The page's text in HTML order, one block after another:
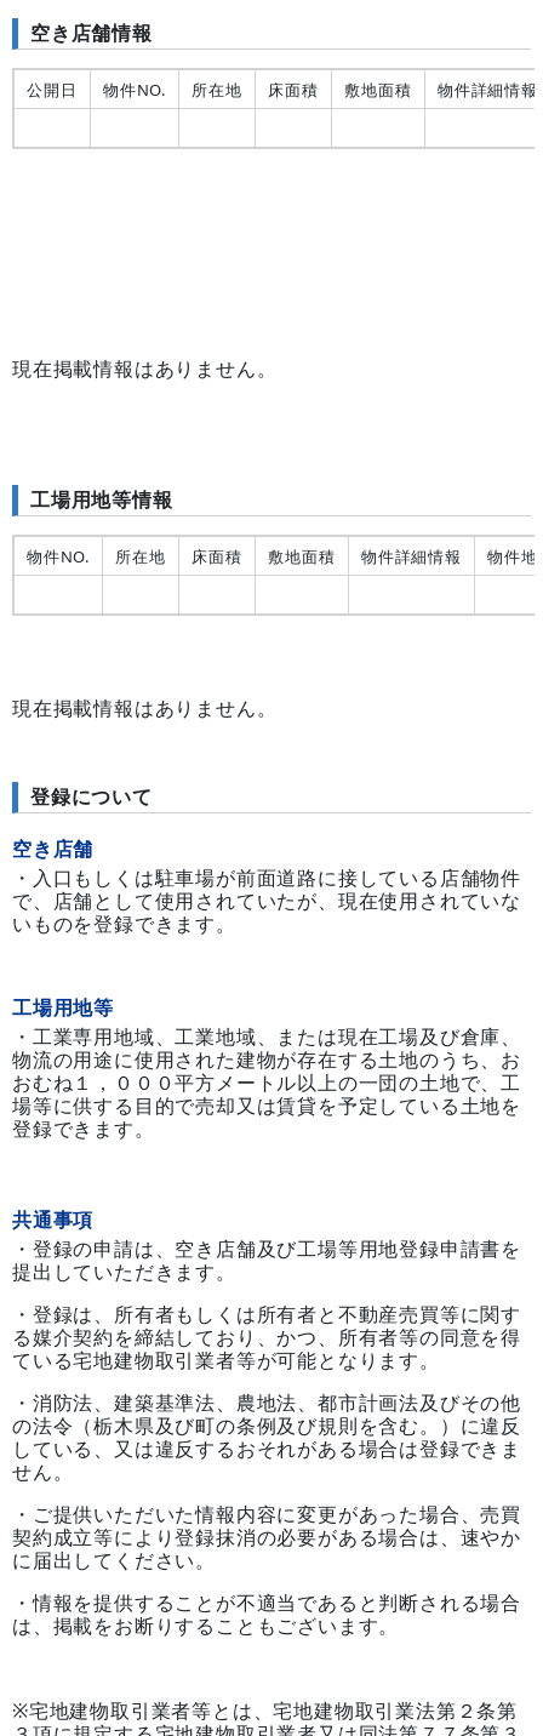
空き店舗情報
公開日 物件NO. 所在地 床面積 敷地面積 物件詳細情報
現在掲載情報はありません。
工場用地等情報
物件NO. 所在地 床面積 敷地面積 物件詳細情報 物件地
現在掲載情報はありません。
登録について
空き店舗
・入口もしくは駐車場が前面道路に接している店舗物件
で、店舗として使用されていたが、現在使用されていな
いものを登録できます。
工場用地等
・工業専用地域、工業地域、または現在工場及び倉庫、
物流の用途に使用された建物が存在する土地のうち、お
おむね１，０００平方メートル以上の一団の土地で、工
場等に供する目的で売却又は賃貸を予定している土地を
登録できます。
共通事項
・登録の申請は、空き店舗及び工場等用地登録申請書を
提出していただきます。
・登録は、所有者もしくは所有者と不動産売買等に関す
る媒介契約を締結しており、かつ、所有者等の同意を得
ている宅地建物取引業者等が可能となります。
・消防法、建築基準法、農地法、都市計画法及びその他
の法令（栃木県及び町の条例及び規則を含む。）に違反
している、又は違反するおそれがある場合は登録できま
せん。
・ご提供いただいた情報内容に変更があった場合、売買
契約成立等により登録抹消の必要がある場合は、速やか
に届出してください。
・情報を提供することが不適当であると判断される場合
は、掲載をお断りすることもございます。
※宅地建物取引業者等とは、宅地建物取引業法第２条第